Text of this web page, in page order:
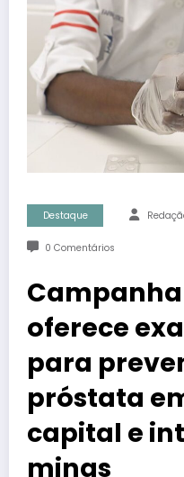
Destaque
0 Comentários
oferece
para
próstata
capital e
minas